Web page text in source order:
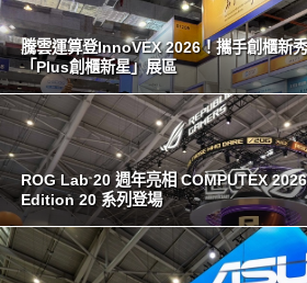
騰雲運算登InnoVEX 2026！攜手創櫃新
「Plus創櫃新星」展區
ROG Lab 20 週年亮相 COMPUTEX
Edition 20 系列登場